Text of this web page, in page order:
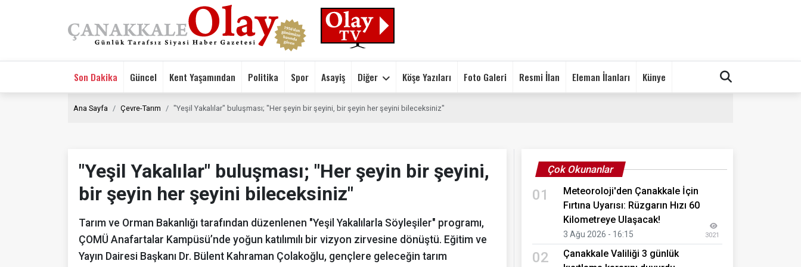
Son Dakika Güncel Kent Yaşamından Politika Spor Asayiş Diğer Köşe Yazıları Foto Galeri Resmi İlan Eleman İlanları Künye
Ana Sayfa Çevre-Tarım "Yeşil Yakalılar" buluşması; "Her şeyin bir şeyini, bir şeyin her şeyini bileceksiniz"
"Yeşil Yakalılar" buluşması; "Her şeyin bir şeyini,
bir şeyin her şeyini bileceksiniz"
Tarım ve Orman Bakanlığı tarafından düzenlenen "Yeşil Yakalılarla Söyleşiler" programı,
ÇOMÜ Anafartalar Kampüsü’nde yoğun katılımılı bir vizyon zirvesine dönüştü. Eğitim ve
Yayın Dairesi Başkanı Dr. Bülent Kahraman Çolakoğlu, gençlere geleceğin tarım
Çok Okunanlar
01
Meteoroloji'den Çanakkale İçin
Fırtına Uyarısı: Rüzgarın Hızı 60
Kilometreye Ulaşacak!
3 Ağu 2026 - 16:15 3021
02
Çanakkale Valiliği 3 günlük